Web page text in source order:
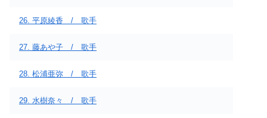
26. 平原綾香 / 歌手
27. 藤あや子 / 歌手
28. 松浦亜弥 / 歌手
29. 水樹奈々 / 歌手